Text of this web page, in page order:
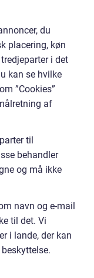
du
placering, køn
i det
kan se hvilke
”Cookies”
af
til
behandler
og må ikke
navn og e-mail
til det. Vi
i lande, der kan